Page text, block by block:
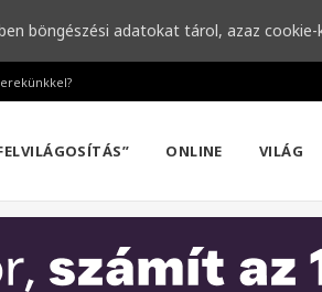
ONLINE VILÁG
böngészési adatokat tárol, azaz cookie-